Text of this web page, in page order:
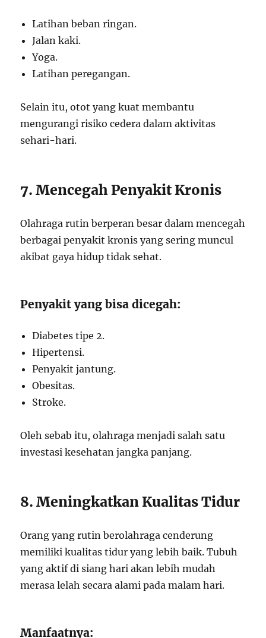
Latihan beban ringan.
Jalan kaki.
Yoga.
Latihan peregangan.
Selain itu, otot yang kuat membantu
mengurangi risiko cedera dalam aktivitas
sehari-hari.
7. Mencegah Penyakit Kronis
Olahraga rutin berperan besar dalam mencegah
berbagai penyakit kronis yang sering muncul
akibat gaya hidup tidak sehat.
Penyakit yang bisa dicegah:
Diabetes tipe 2.
Hipertensi.
Penyakit jantung.
Obesitas.
Stroke.
Oleh sebab itu, olahraga menjadi salah satu
investasi kesehatan jangka panjang.
8. Meningkatkan Kualitas Tidur
Orang yang rutin berolahraga cenderung
memiliki kualitas tidur yang lebih baik. Tubuh
yang aktif di siang hari akan lebih mudah
merasa lelah secara alami pada malam hari.
Manfaatnya: